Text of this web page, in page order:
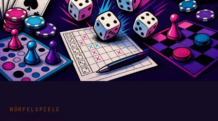
WÜRFELSPIELE